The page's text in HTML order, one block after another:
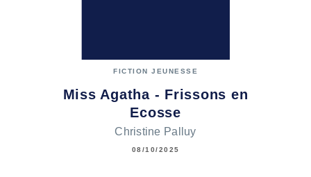
FICTION JEUNESSE
Miss Agatha - Frissons en
Ecosse
Christine Palluy
08/10/2025